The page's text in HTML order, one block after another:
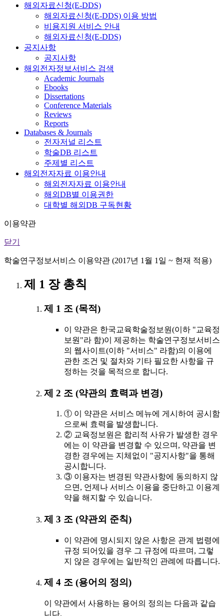
해외자료신청(E-DDS)
해외자료신청(E-DDS) 이용 방법
비용지원 서비스 안내
해외자료신청(E-DDS)
공지사항
공지사항
해외전자정보서비스 검색
Academic Journals
Ebooks
Dissertations
Conference Materials
Reviews
Reports
Databases & Journals
전자저널 리스트
학술DB 리스트
주제별 리스트
해외전자자료 이용안내
해외전자자료 이용안내
해외DB별 이용권한
대학별 해외DB 구독현황
이용약관
닫기
학술연구정보서비스 이용약관 (2017년 1월 1일 ~ 현재 적용)
제 1 장 총칙
제 1 조 (목적)
이 약관은 한국교육학술정보원(이하 "교육정
보원"라 함)이 제공하는 학술연구정보서비스
의 웹사이트(이하 "서비스" 라함)의 이용에
관한 조건 및 절차와 기타 필요한 사항을 규
정하는 것을 목적으로 합니다.
제 2 조 (약관의 효력과 변경)
① 이 약관은 서비스 메뉴에 게시하여 공시함
으로써 효력을 발생합니다.
② 교육정보원은 합리적 사유가 발생한 경우
에는 이 약관을 변경할 수 있으며, 약관을 변
경한 경우에는 지체없이 "공지사항"을 통해
공시합니다.
③ 이용자는 변경된 약관사항에 동의하지 않
으면, 언제나 서비스 이용을 중단하고 이용계
약을 해지할 수 있습니다.
제 3 조 (약관외 준칙)
이 약관에 명시되지 않은 사항은 관계 법령에
규정 되어있을 경우 그 규정에 따르며, 그렇
지 않은 경우에는 일반적인 관례에 따릅니다.
제 4 조 (용어의 정의)
이 약관에서 사용하는 용어의 정의는 다음과 같습
니다.